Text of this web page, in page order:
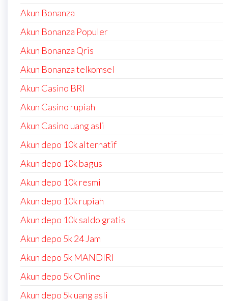
Akun Bonanza
Akun Bonanza Populer
Akun Bonanza Qris
Akun Bonanza telkomsel
Akun Casino BRI
Akun Casino rupiah
Akun Casino uang asli
Akun depo 10k alternatif
Akun depo 10k bagus
Akun depo 10k resmi
Akun depo 10k rupiah
Akun depo 10k saldo gratis
Akun depo 5k 24 Jam
Akun depo 5k MANDIRI
Akun depo 5k Online
Akun depo 5k uang asli